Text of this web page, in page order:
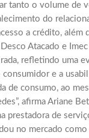
tanto o volume de
do
a crédito, além
Atacado e
refletindo uma
e a
de consumo, ao
afirma Ariane
prestadora de
no mercado